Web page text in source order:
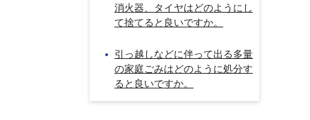
消火器、タイヤはどのようにし
て捨てると良いですか。
引っ越しなどに伴って出る多量
の家庭ごみはどのように処分す
ると良いですか。